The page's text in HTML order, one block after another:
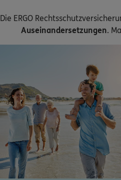
Die ERGO
Auseinandersetzungen.